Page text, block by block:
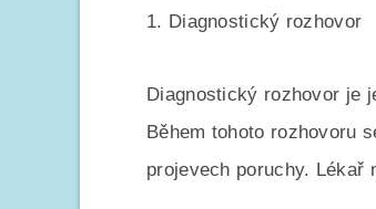
1. Diagnostický rozhovor
Diagnostický rozhovor je
Během tohoto rozhovoru
projevech poruchy. Lékař